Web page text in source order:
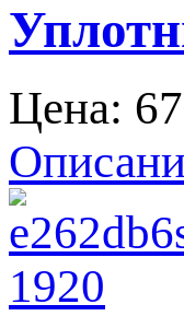
Цена: